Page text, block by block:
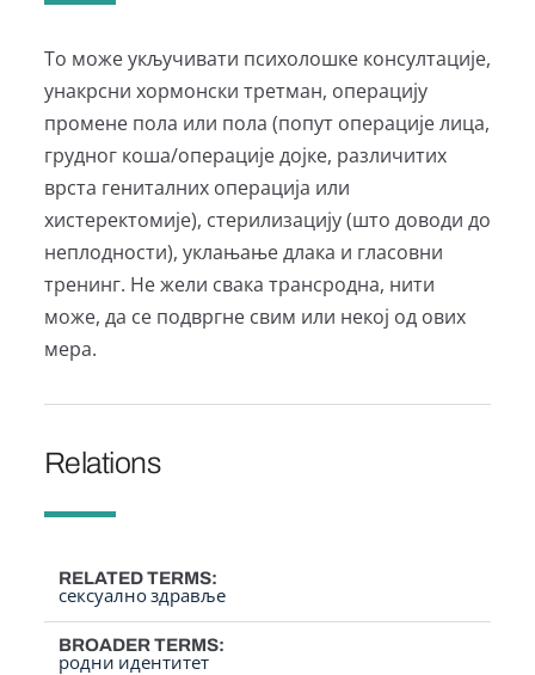
То може укључивати психолошке консултације,
унакрсни хормонски третман, операцију
промене пола или пола (попут операције лица,
грудног коша/операције дојке, различитих
врста гениталних операција или
хистеректомије), стерилизацију (што доводи до
неплодности), уклањање длака и гласовни
тренинг. Не жели свака трансродна, нити
може, да се подвргне свим или некој од ових
мера.
Relations
RELATED TERMS
сексуално здравље
BROADER TERMS
родни идентитет